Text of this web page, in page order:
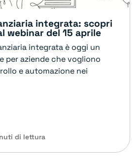
integrata: scopri
webinar del 15 aprile
integrata è oggi un
per aziende che vogliono
e automazione nei
di lettura